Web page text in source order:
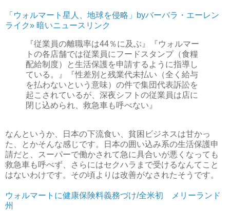
「ウォルマート星人、地球を侵略」byバーバラ・エーレン
ライク» 暗いニュースリンク
『従業員の離職率は44％に及ぶ』『ウォルマー
トの各店舗では従業員にフードスタンプ（食糧
配給制度）と生活保護を申請するように指導し
ている。』『性差別と残業代未払い（全く給与
を払わないという意味）の件で集団代表訴訟を
起こされているが、深夜シフトの従業員は店に
閉じ込められ、救急車も呼べない』
なんというか、日本の下流食い、貧困ビジネスは甘かっ
た、とかそんな感じです。日本の囲い込み系の生活保護申
請だと、スーパーで働かされて急に具合いが悪くなっても
救急車も呼べず、さらにはセクハラまで受けるなんてこと
はないわけです。その頃よりは改善がなされたそうです。
ウォルマートに健康保険料義務づけ/全米初 メリーランド
州